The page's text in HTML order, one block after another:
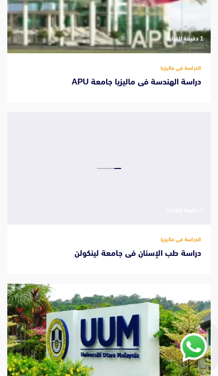
‫1 دقيقة للقراءة
الدراسة فى ماليزيا
دراسة الهندسة فى ماليزيا جامعة APU
الدراسة فى ماليزيا
دراسة طب الإسنان فى جامعة لينكولن